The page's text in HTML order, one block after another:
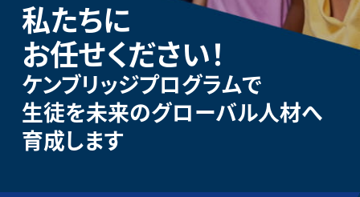
私たちに
お任せください！
ケンブリッジプログラムで
生徒を未来のグローバル人材へ
育成します